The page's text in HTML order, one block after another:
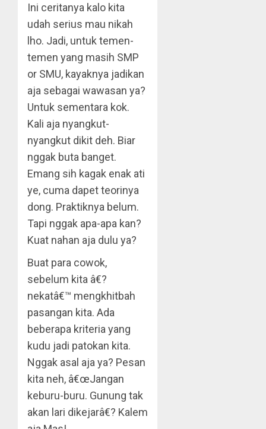
Ini ceritanya kalo kita
udah serius mau nikah
lho. Jadi, untuk temen-
temen yang masih SMP
or SMU, kayaknya jadikan
aja sebagai wawasan ya?
Untuk sementara kok.
Kali aja nyangkut-
nyangkut dikit deh. Biar
nggak buta banget.
Emang sih kagak enak ati
ye, cuma dapet teorinya
dong. Praktiknya belum.
Tapi nggak apa-apa kan?
Kuat nahan aja dulu ya?
Buat para cowok,
sebelum kita â€?
nekatâ€™ mengkhitbah
pasangan kita. Ada
beberapa kriteria yang
kudu jadi patokan kita.
Nggak asal aja ya? Pesan
kita neh, â€œJangan
keburu-buru. Gunung tak
akan lari dikejarâ€? Kalem